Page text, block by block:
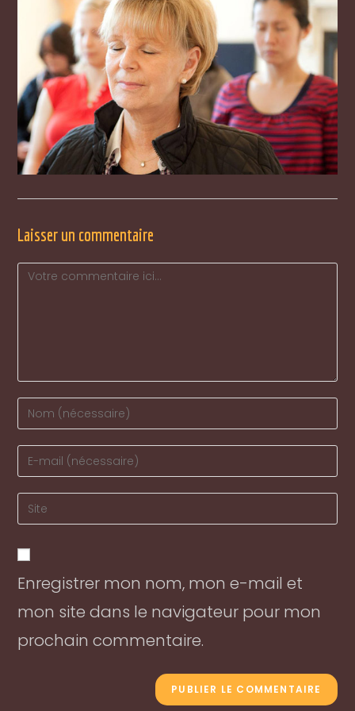
Laisser un commentaire
Comment
Enter
your
name
to
comment
Enter
your
email
address
comment
Enter
your
URL
(optional)
Enregistrer mon nom, mon e-mail et
mon site dans le navigateur pour mon
prochain commentaire.